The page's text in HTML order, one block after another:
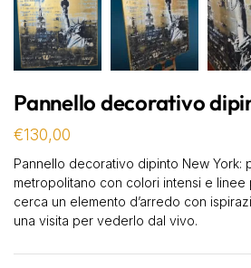
Pannello decorativo
€130,00
Pannello decorativo dipinto New York:
metropolitano con colori intensi e linee
cerca un elemento d’arredo con
una visita per vederlo dal vivo.